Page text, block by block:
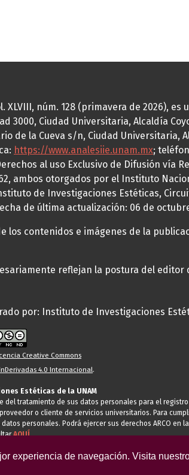
experiencia de navegación. Visita
XLVIII, núm. 128 (primavera de 2026),
3000, Ciudad Universitaria, Alcaldía
de la Cueva s/n, Ciudad Universitaria,
https://www.analesiie.unam.mx;
al uso Exclusivo de Difusión vía
ambos otorgados por el Instituto
de Investigaciones Estéticas,
de última actualización: 06 de
los contenidos e imágenes de la
reflejan la postura del editor
por: Instituto de Investigaciones
Creative Commons
4.0 Internacional.
Estéticas de la UNAM
del tratamiento de sus datos personales para el
o cliente de servicios universitarios. Para
personales. Podrá ejercer sus derechos ARCO en
AQUÍ